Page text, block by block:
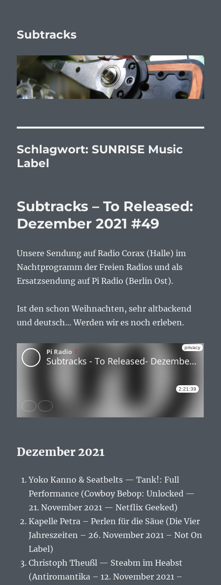
Subtracks
Schlagwort: SUNRISE Music
Label
Subtracks – To Released:
Dezember 2021 #49
Unsere Sendung auf Radio Corax (Halle) im
Nachtprogramm der Freien Radios und als
Ersatzsendung auf Pi Radio (Berlin Ost).
Ist den schon Weihnachten, sehr altbackend
und deutsch… Werden wir es noch erleben.
Dezember 2021
Yoko Kanno & Seatbelts — Tank!: Full
Performance (Cowboy Bebop: Unlocked —
21. November 2021 — Netflix Geeked)
Kapelle Petra – Perlen für die Säue (Die Vier
Jahreszeiten – 26. November 2021 – Not On
Label)
Christoph Theußl — Steabm im Heabst
(Antiromantika – 12. November 2021 –